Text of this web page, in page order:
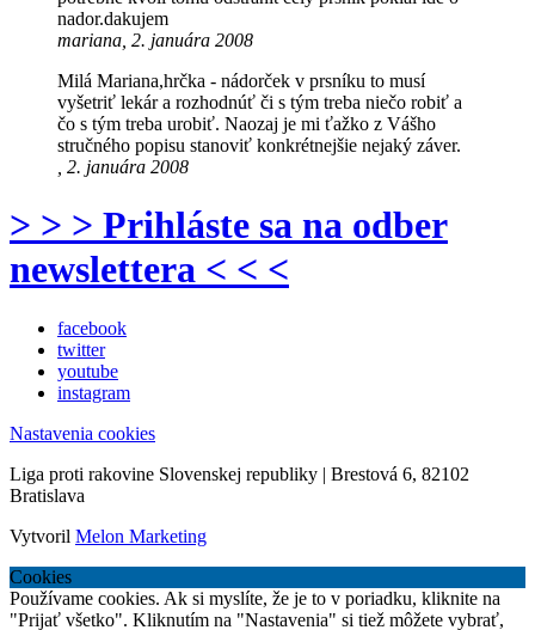
nador.dakujem
mariana, 2. januára 2008
Milá Mariana,hrčka - nádorček v prsníku to musí
vyšetriť lekár a rozhodnúť či s tým treba niečo robiť a
čo s tým treba urobiť. Naozaj je mi ťažko z Vášho
stručného popisu stanoviť konkrétnejšie nejaký záver.
, 2. januára 2008
> > > Prihláste sa na odber
newslettera < < <
facebook
twitter
youtube
instagram
Nastavenia cookies
Liga proti rakovine Slovenskej republiky | Brestová 6, 82102
Bratislava
Vytvoril Melon Marketing
Cookies
Používame cookies. Ak si myslíte, že je to v poriadku, kliknite na
"Prijať všetko". Kliknutím na "Nastavenia" si tiež môžete vybrať,